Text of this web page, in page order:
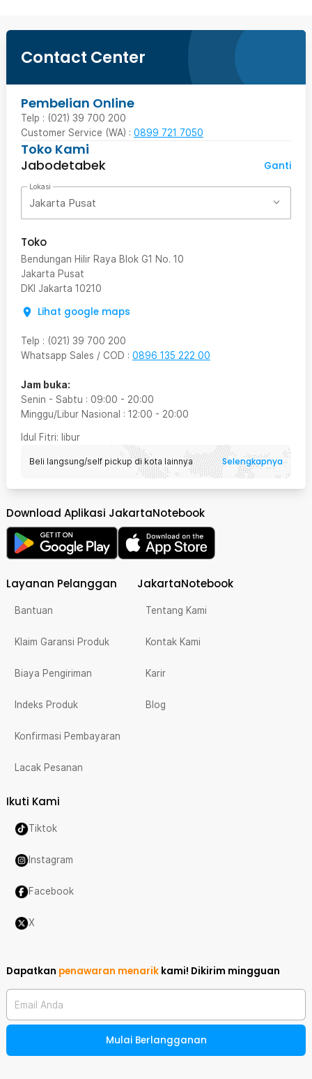
Contact Center
Pembelian Online
Telp : (021) 39 700 200
Customer Service (WA) : 0899 721 7050
Toko Kami
Jabodetabek
Ganti
Lokasi
Jakarta Pusat
Toko
Bendungan Hilir Raya Blok G1 No. 10
Jakarta Pusat
DKI Jakarta 10210
Lihat google maps
Telp : (021) 39 700 200
Whatsapp Sales / COD : 0896 135 222 00
Jam buka:
Senin - Sabtu : 09:00 - 20:00
Minggu/Libur Nasional : 12:00 - 20:00
Idul Fitri: libur
Beli langsung/self pickup di kota lainnya Selengkapnya
Download Aplikasi JakartaNotebook
Layanan Pelanggan
Bantuan
Klaim Garansi Produk
Biaya Pengiriman
Indeks Produk
Konfirmasi Pembayaran
Lacak Pesanan
JakartaNotebook
Tentang Kami
Kontak Kami
Karir
Blog
Ikuti Kami
Tiktok
Instagram
Facebook
X
Dapatkan penawaran menarik kami! Dikirim mingguan
Email Anda
Mulai Berlangganan